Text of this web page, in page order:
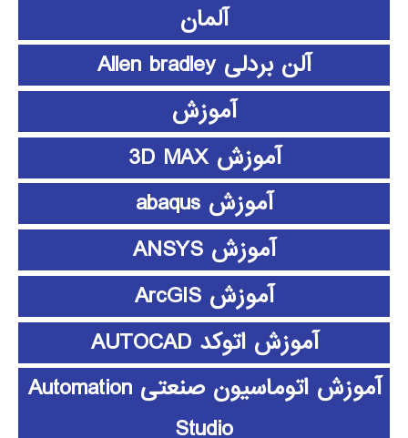
آلمان
آلن بردلی Allen bradley
آموزش
آموزش 3D MAX
آموزش abaqus
آموزش ANSYS
آموزش ArcGIS
آموزش اتوکد AUTOCAD
آموزش اتوماسیون صنعتی Automation
Studio